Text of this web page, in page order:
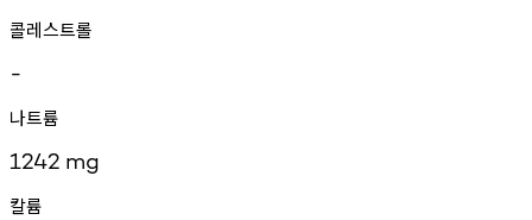
콜레스트롤
-
나트륨
1242 mg
칼륨